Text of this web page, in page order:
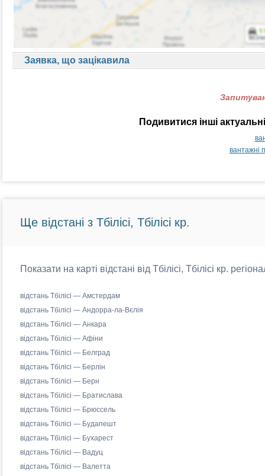
Заявка, що зацікавила
Подивитися інші
вантажні
Ще відстані з Тбілісі, Тбілісі кр.
Показати на карті відстані від Тбілісі, Тбілісі кр.
відстань Тбілісі — Амстердам
відстань Тбілісі — Андорра-ла-Вєлія
відстань Тбілісі — Анкара
відстань Тбілісі — Афіни
відстань Тбілісі — Белград
відстань Тбілісі — Берлін
відстань Тбілісі — Берн
відстань Тбілісі — Братислава
відстань Тбілісі — Брюссель
відстань Тбілісі — Будапешт
відстань Тбілісі — Бухарест
відстань Тбілісі — Вадуц
відстань Тбілісі — Валетта